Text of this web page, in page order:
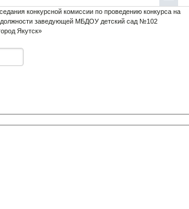
конкурсной комиссии по проведению конкурса на
заведующей МБДОУ детский сад №102
Якутск»